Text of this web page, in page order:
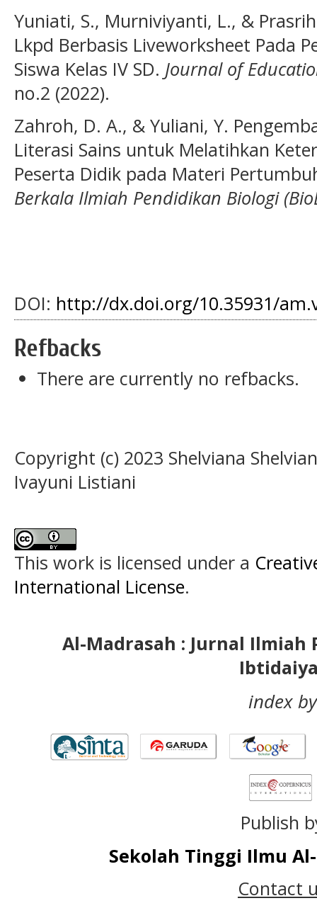
Yuniati, S., Murniviyanti, L., &
Lkpd Berbasis Liveworksheet Pada
Siswa Kelas IV SD. Journal of
no.2 (2022).
Zahroh, D. A., & Yuliani, Y.
Literasi Sains untuk Melatihkan
Peserta Didik pada Materi
Berkala Ilmiah Pendidikan Biologi
DOI: http://dx.doi.org/10.35931/
Refbacks
There are currently no refbacks.
Copyright (c) 2023 Shelviana
Ivayuni Listiani
This work is licensed under a
International License.
Al-Madrasah : Jurnal Ilmiah
index
Publish
Sekolah Tinggi Ilmu
Contact